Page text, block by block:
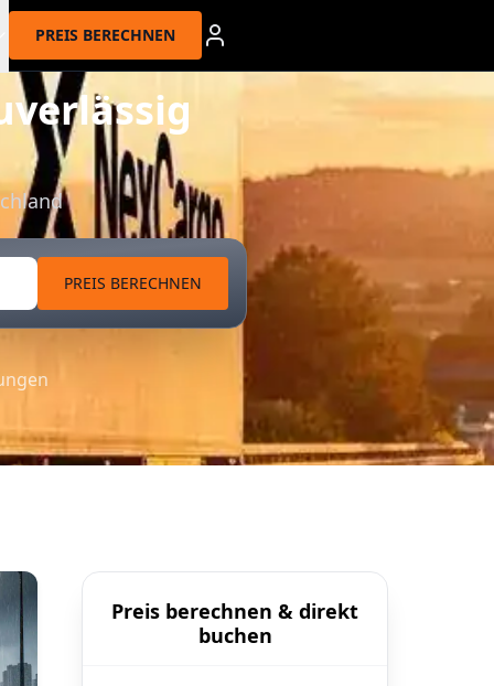
PREIS BERECHNEN
PREIS BERECHNEN
Preis berechnen & direkt
buchen